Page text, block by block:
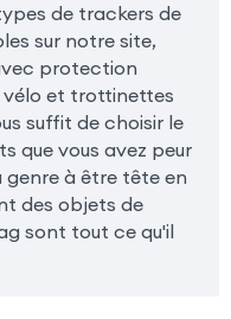
de trackers de
sur notre site,
protection
vélo et trottinettes
suffit de choisir le
que vous avez peur
genre à être tête en
des objets de
sont tout ce qu'il